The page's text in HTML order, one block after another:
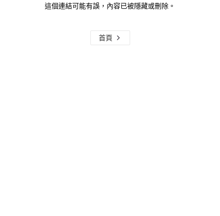
這個連結可能有誤，內容已被隱藏或刪除。
首頁